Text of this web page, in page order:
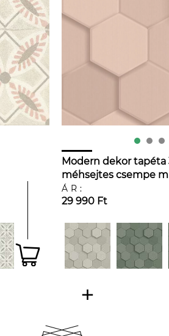
Modern dekor tapéta
méhsejtes csempe
világosrózsaszín
ÁR:
29 990 Ft